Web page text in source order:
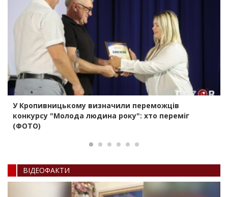
У Кропивницькому визначили переможців
конкурсу "Молода людина року": хто переміг
(ФОТО)
ВIДЕОФАКТИ